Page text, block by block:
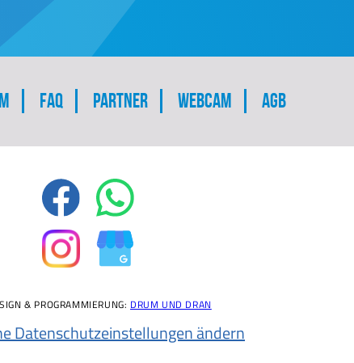
Navigation
FAQ Partner Webcam AGB
& PROGRAMMIERUNG: DRUM UND DRAN
Datenschutzeinstellungen ändern